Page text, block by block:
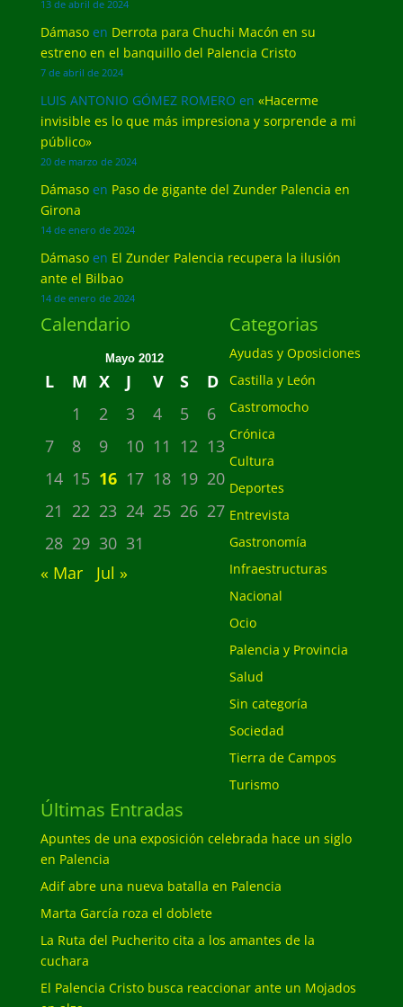
13 de abril de 2024
Dámasoen Derrota para Chuchi Macón en su
estreno en el banquillo del Palencia Cristo
7 de abril de 2024
LUIS ANTONIO GÓMEZ ROMERO en «Hacerme
invisible es lo que más impresiona y sorprende a mi
público»
20 de marzo de 2024
Dámasoen Paso de gigante del Zunder Palencia en
Girona
14 de enero de 2024
Dámasoen El Zunder Palencia recupera la ilusión
ante el Bilbao
14 de enero de 2024
Calendario
Mayo 2012
L M X J V S
D
1
2 3 4 5
6
7
8 9 10 11 12 13
14 15 16 17 18 19 20
21 22 23 24 25 26 27
28 29 30 31
« Mar
Jul »
Categorias
Ayudas y Oposiciones
Castilla y León
Castromocho
Crónica
Cultura
Deportes
Entrevista
Gastronomía
Infraestructuras
Nacional
Ocio
Palencia y Provincia
Salud
Sin categoría
Sociedad
Tierra de Campos
Turismo
Últimas Entradas
Apuntes de una exposición celebrada hace un siglo
en Palencia
Adif abre una nueva batalla en Palencia
Marta García roza el doblete
La Ruta del Pucherito cita a los amantes de la
cuchara
El Palencia Cristo busca reaccionar ante un Mojados